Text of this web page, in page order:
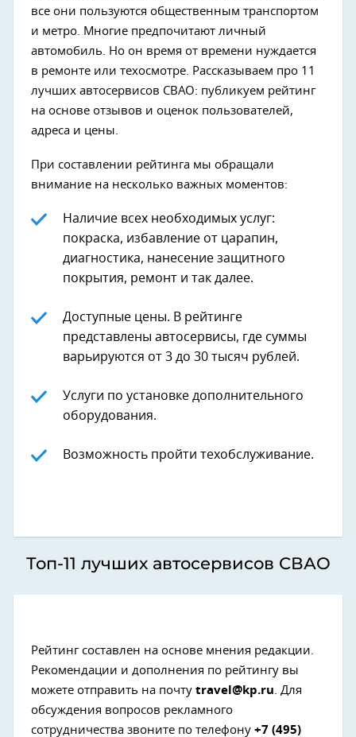
все они пользуются общественным транспортом
и метро. Многие предпочитают личный
автомобиль. Но он время от времени нуждается
в ремонте или техосмотре. Рассказываем про 11
лучших автосервисов СВАО: публикуем рейтинг
на основе отзывов и оценок пользователей,
адреса и цены.
При составлении рейтинга мы обращали
внимание на несколько важных моментов:
Наличие всех необходимых услуг:
покраска, избавление от царапин,
диагностика, нанесение защитного
покрытия, ремонт и так далее.
Доступные цены. В рейтинге
представлены автосервисы, где суммы
варьируются от 3 до 30 тысяч рублей.
Услуги по установке дополнительного
оборудования.
Возможность пройти техобслуживание.
Топ-11 лучших автосервисов СВАО
Рейтинг составлен на основе мнения редакции.
Рекомендации и дополнения по рейтингу вы
можете отправить на почту travel@kp.ru. Для
обсуждения вопросов рекламного
сотрудничества звоните по телефону +7 (495)